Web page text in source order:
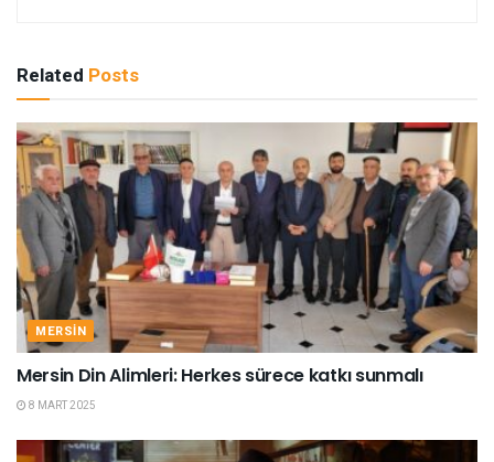
Related Posts
MERSIN
Mersin Din Alimleri: Herkes sürece katkı sunmalı
8 MART 2025